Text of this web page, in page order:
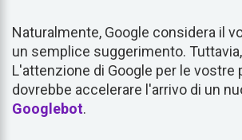
Naturalmente, Google considera il
un semplice suggerimento.
L'attenzione di Google per le vostre
dovrebbe accelerare l'arrivo di un
Googlebot.